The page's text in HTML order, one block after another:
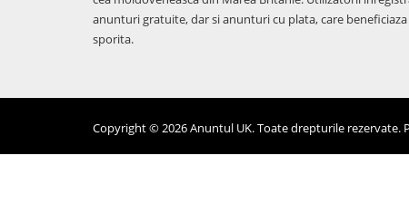
anunturi gratuite, dar si anunturi cu plata, care
sporita.
Copyright © 2026 Anuntul UK. Toate drepturile